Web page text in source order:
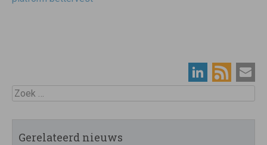
Zoek
Gerelateerd nieuws